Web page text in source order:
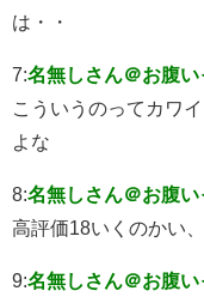
は・・
7:名無しさん＠お腹い
こういうのってカワ
よな
8:名無しさん＠お腹い
高評価18いくのかい
9:名無しさん＠お腹い